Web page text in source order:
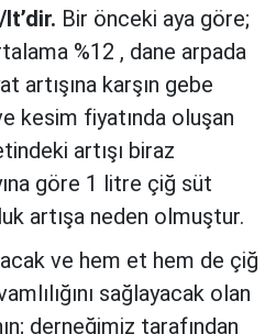
Bir önceki aya göre;
%12 , dane arpada
artışına karşın gebe
kesim fiyatında oluşan
artışı biraz
göre 1 litre çiğ süt
artışa neden olmuştur.
ve hem et hem de çiğ
sağlayacak olan
derneğimiz tarafından